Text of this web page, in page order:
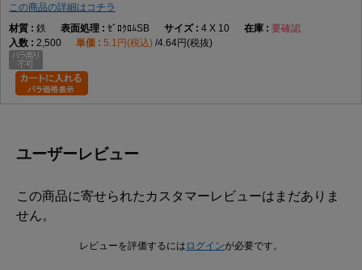
この商品の詳細はコチラ
鉄
ｾﾞﾛｸﾛﾑSB 4 X 10
要確認
2,500
5.1円(税込) 4.64円(税抜)
ユーザーレビュー
この商品に寄せられたカスタマーレビューはまだありま
せん。
レビューを評価するには ログインが必要です。